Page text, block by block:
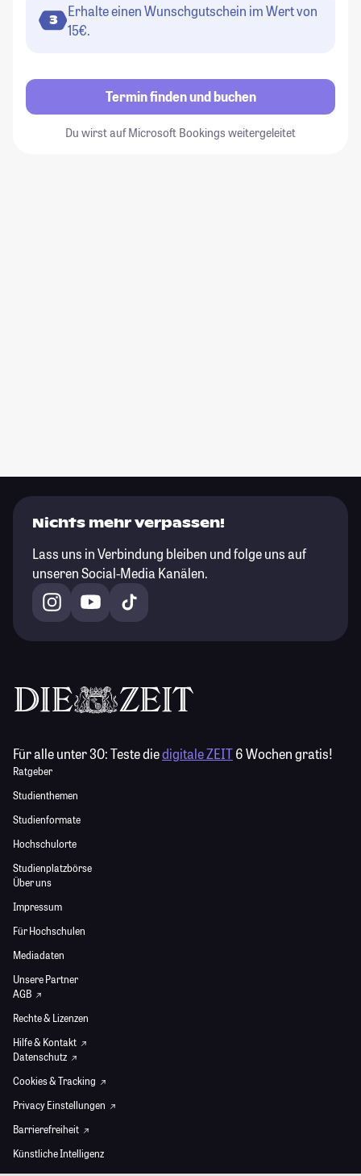
3
Erhalte einen Wunschgutschein im Wert von
15€.
Termin finden und buchen
Du wirst auf Microsoft Bookings weitergeleitet
Nichts mehr verpassen!
Lass uns in Verbindung bleiben und folge uns auf
unseren Social-Media Kanälen.
Für alle unter 30:Teste diedigitale ZEIT6 Wochen gratis!
Ratgeber
Studienthemen
Studienformate
Hochschulorte
Studienplatzbörse
Über uns
Impressum
Für Hochschulen
Mediadaten
Unsere Partner
AGB
Rechte & Lizenzen
Hilfe & Kontakt
Datenschutz
Cookies & Tracking
Privacy Einstellungen
Barrierefreiheit
Künstliche Intelligenz